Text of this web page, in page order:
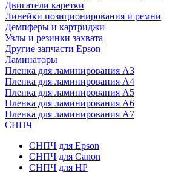
Двигатели каретки
Линейки позиционирования и ремни
Демпферы и картриджи
Узлы и резинки захвата
Другие запчасти Epson
Ламинаторы
Пленка для ламинирования А3
Пленка для ламинирования А4
Пленка для ламинирования А5
Пленка для ламинирования А6
Пленка для ламинирования А7
СНПЧ
СНПЧ для Epson
СНПЧ для Canon
СНПЧ для HP